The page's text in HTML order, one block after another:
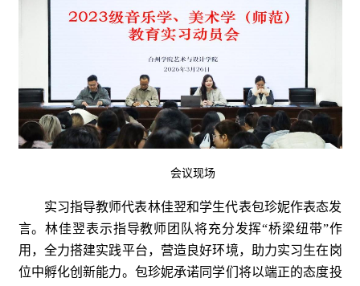
会议现场
实习指导教师代表林佳翌和学生代表包珍妮作表态发
言。林佳翌表示指导教师团队将充分发挥“桥梁纽带”作
用，全力搭建实践平台，营造良好环境，助力实习生在岗
位中孵化创新能力。包珍妮承诺同学们将以端正的态度投